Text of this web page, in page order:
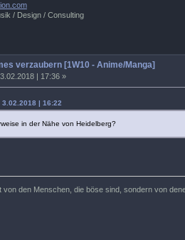
/ Design / Consulting
verzaubern [1W10 - Anime/Manga]
3.02.2018 | 17:36 »
| 16:22
in der Nähe von Heidelberg?
von den Menschen, die böse sind, sondern von